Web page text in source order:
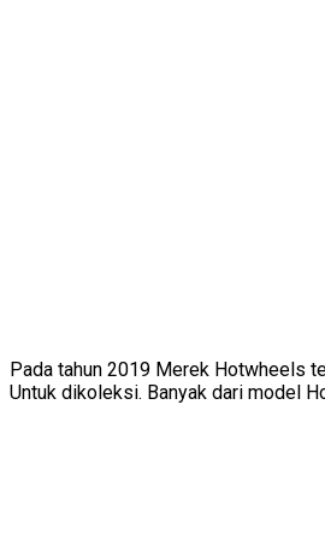
Pada tahun 2019 Merek Hotwheels
Untuk dikoleksi. Banyak dari model